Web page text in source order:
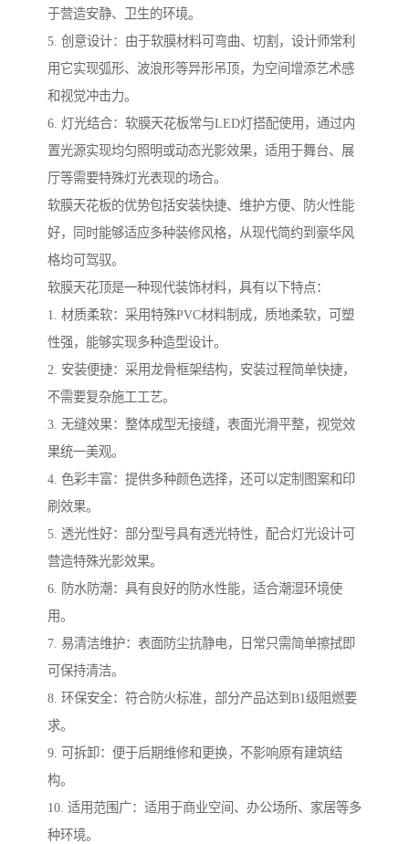
于营造安静、卫生的环境。
5. 创意设计：由于软膜材料可弯曲、切割，设计师常利
用它实现弧形、波浪形等异形吊顶，为空间增添艺术感
和视觉冲击力。
6. 灯光结合：软膜天花板常与LED灯搭配使用，通过内
置光源实现均匀照明或动态光影效果，适用于舞台、展
厅等需要特殊灯光表现的场合。
软膜天花板的优势包括安装快捷、维护方便、防火性能
好，同时能够适应多种装修风格，从现代简约到豪华风
格均可驾驭。
软膜天花顶是一种现代装饰材料，具有以下特点：
1. 材质柔软：采用特殊PVC材料制成，质地柔软，可塑
性强，能够实现多种造型设计。
2. 安装便捷：采用龙骨框架结构，安装过程简单快捷，
不需要复杂施工工艺。
3. 无缝效果：整体成型无接缝，表面光滑平整，视觉效
果统一美观。
4. 色彩丰富：提供多种颜色选择，还可以定制图案和印
刷效果。
5. 透光性好：部分型号具有透光特性，配合灯光设计可
营造特殊光影效果。
6. 防水防潮：具有良好的防水性能，适合潮湿环境使
用。
7. 易清洁维护：表面防尘抗静电，日常只需简单擦拭即
可保持清洁。
8. 环保安全：符合防火标准，部分产品达到B1级阻燃要
求。
9. 可拆卸：便于后期维修和更换，不影响原有建筑结
构。
10. 适用范围广：适用于商业空间、办公场所、家居等多
种环境。